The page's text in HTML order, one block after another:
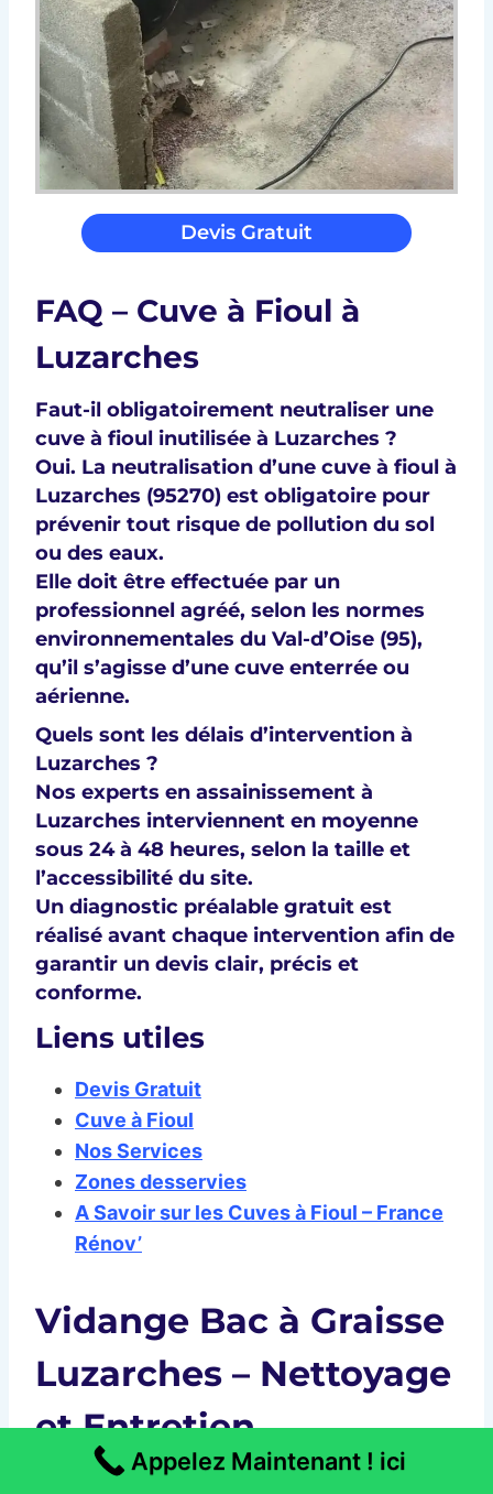
Devis Gratuit
FAQ – Cuve à Fioul à
Luzarches
Faut-il obligatoirement neutraliser une
cuve à fioul inutilisée à Luzarches ?
Oui. La neutralisation d’une cuve à fioul à
Luzarches (95270) est obligatoire pour
prévenir tout risque de pollution du sol
ou des eaux.
Elle doit être effectuée par un
professionnel agréé, selon les normes
environnementales du Val-d’Oise (95),
qu’il s’agisse d’une cuve enterrée ou
aérienne.
Quels sont les délais d’intervention à
Luzarches ?
Nos experts en assainissement à
Luzarches interviennent en moyenne
sous 24 à 48 heures, selon la taille et
l’accessibilité du site.
Un diagnostic préalable gratuit est
réalisé avant chaque intervention afin de
garantir un devis clair, précis et
conforme.
Liens utiles
Devis Gratuit
Cuve à Fioul
Nos Services
Zones desservies
A Savoir sur les Cuves à Fioul – France
Rénov’
Vidange Bac à Graisse
Luzarches – Nettoyage
et Entretien
Conformes
Appelez Maintenant ! ici